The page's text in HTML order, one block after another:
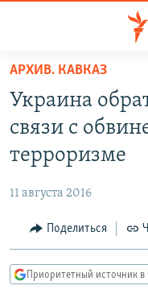
упрощенного
доступа
основному
Вернутся
Вернутся
ПОДКАСТЫ
МНЕНИЯ
КУЛЬТУРА
КАВКАЗ.РЕАЛИИ
АРХИВ. КАВКАЗ
Украина
связи с
терроризме
11 августа 2016
Поделиться
Приоритетный источник в